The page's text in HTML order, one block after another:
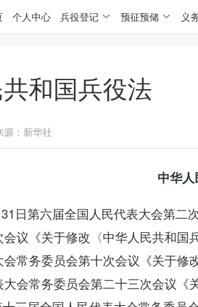
个人中心 兵役登记 预征预储 义
和国兵役法
源：新华社
中华
31日第六届全国人民代表大会第
议《关于修改〈中华人民共和
常务委员会第十次会议《关于
会常务委员会第二十三次会议